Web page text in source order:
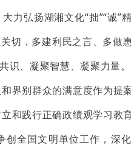
力弘扬湖湘文化“拙”“诚
切，多建利民之言、多做
识、凝聚智慧、凝聚力量
界别群众的满意度作为提
和践行正确政绩观学习教
全国文明单位工作，深